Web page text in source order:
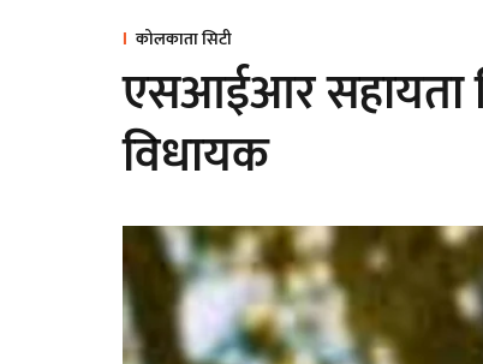
कोलकाता सिटी
एसआईआर सहायता
विधायक